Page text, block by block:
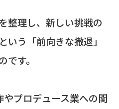
整理し、新しい挑戦の
いう「前向きな撤退」
す。
プロデュース業への関